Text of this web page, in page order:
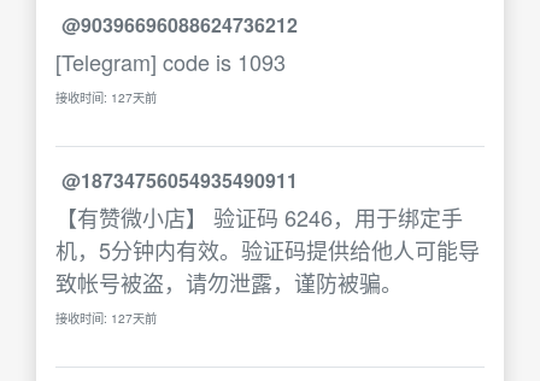
@90396696088624736212
[Telegram] code is 1093
接收时间: 127天前
@18734756054935490911
【有赞微小店】 验证码 6246，用于绑定手
机，5分钟内有效。验证码提供给他人可能导
致帐号被盗，请勿泄露，谨防被骗。
接收时间: 127天前